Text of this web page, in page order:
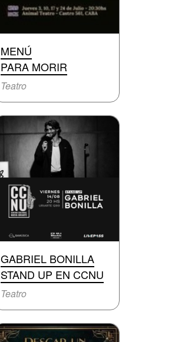
MENÚ
PARA MORIR
Teatro
GABRIEL BONILLA
STAND UP EN CCNU
Teatro